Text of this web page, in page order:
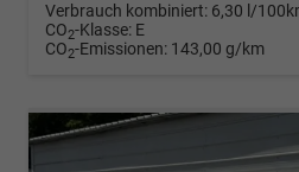
Verbrauch kombiniert: 6,30 l/
CO2-Klasse: E
CO2-Emissionen: 143,00 g/km